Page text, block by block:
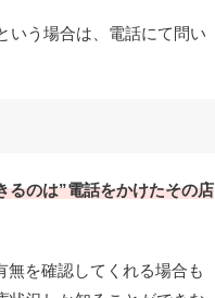
いう場合は、電話にて問い
るのは”電話をかけたその店
を確認してくれる場合も